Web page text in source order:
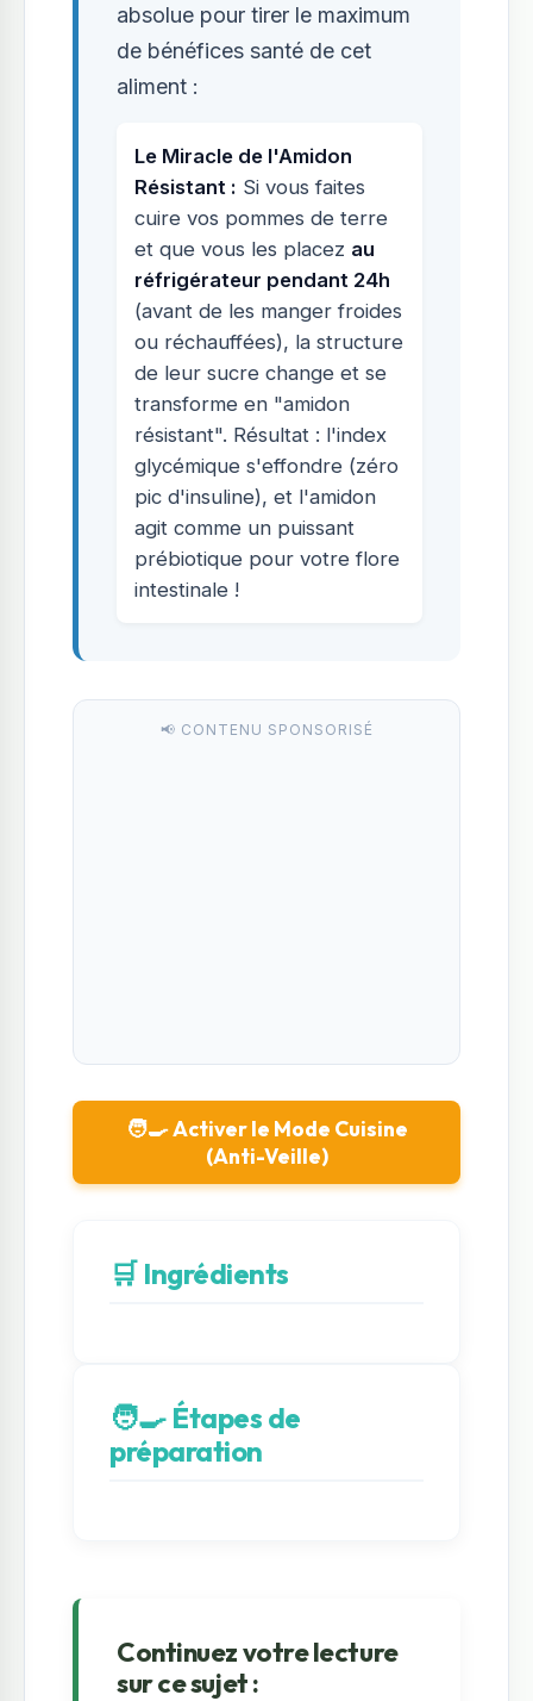
absolue pour tirer le maximum
de bénéfices santé de cet
aliment :
Le Miracle de l'Amidon
Résistant : Si vous faites
cuire vos pommes de terre
et que vous les placez au
réfrigérateur pendant 24h
(avant de les manger froides
ou réchauffées), la structure
de leur sucre change et se
transforme en "amidon
résistant". Résultat : l'index
glycémique s'effondre (zéro
pic d'insuline), et l'amidon
agit comme un puissant
prébiotique pour votre flore
intestinale !
📢 CONTENU SPONSORISÉ
🧑‍🍳 Activer le Mode Cuisine
(Anti-Veille)
🛒 Ingrédients
🧑‍🍳 Étapes de
préparation
Continuez votre lecture
sur ce sujet :